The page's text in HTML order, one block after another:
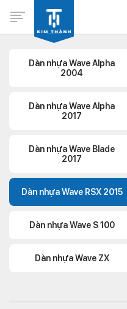
Dàn nhựa Wave Alpha
2004
Dàn nhựa Wave Alpha
2017
Dàn nhựa Wave Blade
2017
Dàn nhựa Wave RSX 2015
Dàn nhựa Wave S 100
Dàn nhựa Wave ZX